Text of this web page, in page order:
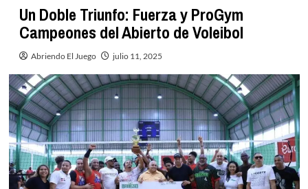
Un Doble Triunfo: Fuerza y ProGym
Campeones del Abierto de Voleibol
Abriendo El Juego julio 11, 2025